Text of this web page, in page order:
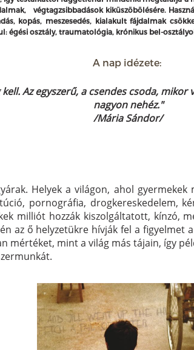
végtagzsibbadások kiküszöbölésére.
kopás, meszesedés, kialakult fájdalmak
égési osztály, traumatológia, krónikus bel-
A nap idézete:
Az egyszerű, a csendes csoda,
nagyon nehéz."
/Mária Sándor/
Helyek a világon, ahol
pornográfia, drogkereskedelem,
milliót hozzák kiszolgáltatott, kínzó,
az ő helyzetükre hívják fel a figyelmet
mértéket, mint a világ más tájain, így